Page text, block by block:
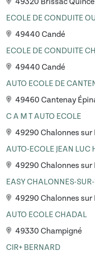
ECOLE DE CONDUITE
49440 Candé
ECOLE DE CONDUITE
49440 Candé
AUTO ECOLE DE
49460 Cantenay
C A M T AUTO ECOLE
49290 Chalonnes sur
AUTO-ECOLE JEAN LUC
49290 Chalonnes sur
EASY CHALONNES-
49290 Chalonnes sur
AUTO ECOLE CHADAL
49330 Champigné
CIR+ BERNARD